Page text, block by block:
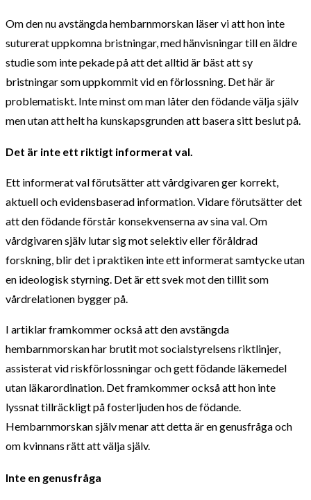
Om den nu avstängda hembarnmorskan läser vi att hon inte
suturerat uppkomna bristningar, med hänvisningar till en äldre
studie som inte pekade på att det alltid är bäst att sy
bristningar som uppkommit vid en förlossning. Det här är
problematiskt. Inte minst om man låter den födande välja själv
men utan att helt ha kunskapsgrunden att basera sitt beslut på.
Det är inte ett riktigt informerat val.
Ett informerat val förutsätter att vårdgivaren ger korrekt,
aktuell och evidensbaserad information. Vidare förutsätter det
att den födande förstår konsekvenserna av sina val. Om
vårdgivaren själv lutar sig mot selektiv eller föråldrad
forskning, blir det i praktiken inte ett informerat samtycke utan
en ideologisk styrning. Det är ett svek mot den tillit som
vårdrelationen bygger på.
I artiklar framkommer också att den avstängda
hembarnmorskan har brutit mot socialstyrelsens riktlinjer,
assisterat vid riskförlossningar och gett födande läkemedel
utan läkarordination. Det framkommer också att hon inte
lyssnat tillräckligt på fosterljuden hos de födande.
Hembarnmorskan själv menar att detta är en genusfråga och
om kvinnans rätt att välja själv.
Inte en genusfråga